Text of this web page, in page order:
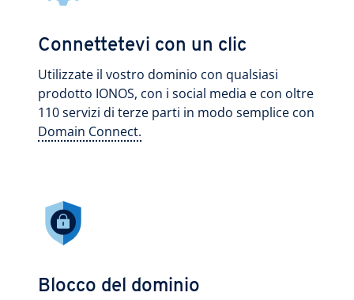
Connettetevi con un clic
Utilizzate il vostro dominio con qualsiasi
prodotto IONOS, con i social media e con oltre
110 servizi di terze parti in modo semplice con
Domain Connect.
Blocco del dominio